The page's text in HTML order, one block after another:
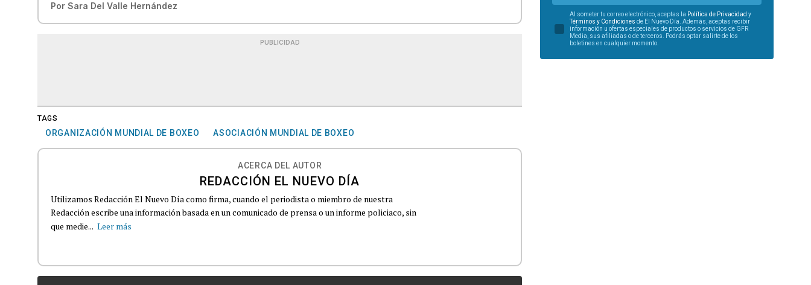
Por Sara Del Valle Hernández
PUBLICIDAD
TAGS
ORGANIZACIÓN MUNDIAL DE BOXEO ASOCIACIÓN MUNDIAL DE BOXEO
ACERCA DEL AUTOR
REDACCIÓN EL NUEVO DÍA
Utilizamos Redacción El Nuevo Día como firma, cuando el periodista o miembro de nuestra
Redacción escribe una información basada en un comunicado de prensa o un informe policiaco, sin
que medie... Leer más
Al someter tu correo electrónico, aceptas la Política de Privacidad y
Términos y Condiciones de El Nuevo Día. Además, aceptas recibir
información u ofertas especiales de productos o servicios de GFR
Media, sus afiliadas o de terceros. Podrás optar salirte de los
boletines en cualquier momento.